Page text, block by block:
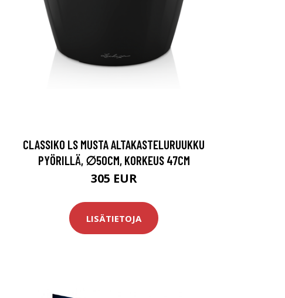
CLASSIKO LS MUSTA ALTAKASTELURUUKKU
PYÖRILLÄ, ∅50CM, KORKEUS 47CM
305 EUR
LISÄTIETOJA